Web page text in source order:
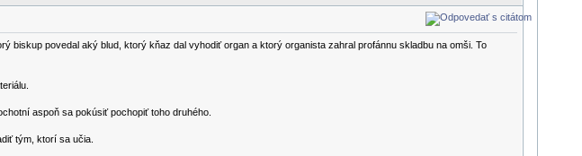
biskup povedal aký blud, ktorý kňaz dal vyhodiť organ a ktorý organista zahral profánnu skladbu na omši. To
aspoň sa pokúsiť pochopiť toho druhého.
tým, ktorí sa učia.